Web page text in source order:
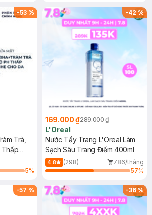
-53 %
Trà,
Thấp
5%
-42%
169.000 ₫289.000 ₫
L'Oreal
Nước Tẩy Trang L'Oreal Làm
Sạch Sâu Trang Điểm 400ml
4.8 (298)
786/tháng
57%
-57 % -36%